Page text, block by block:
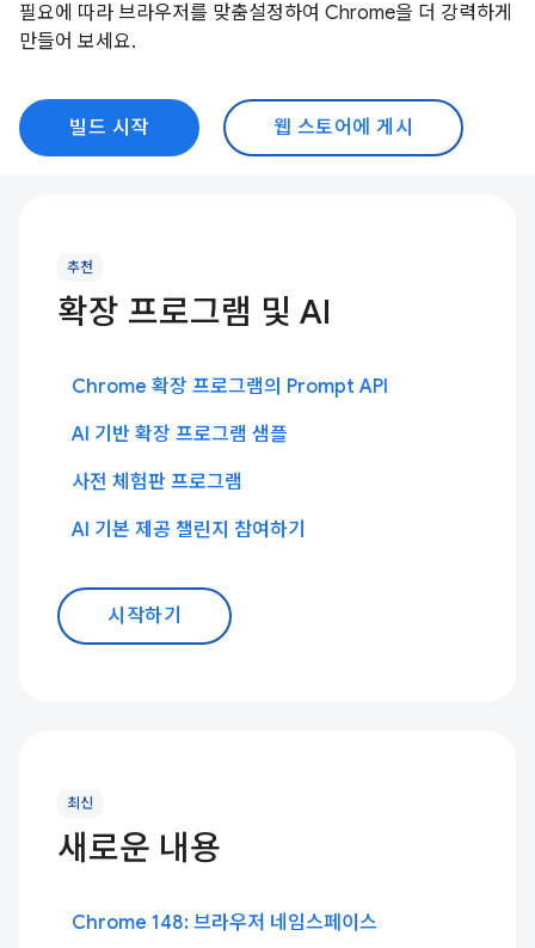
필요에 따라 브라우저를 맞춤설정하여 Chrome을 더 강력하게
만들어 보세요.
빌드 시작 웹 스토어에 게시
추천
확장 프로그램 및 AI
Chrome 확장 프로그램의 Prompt API
AI 기반 확장 프로그램 샘플
사전 체험판 프로그램
AI 기본 제공 챌린지 참여하기
시작하기
최신
새로운 내용
Chrome 148: 브라우저 네임스페이스